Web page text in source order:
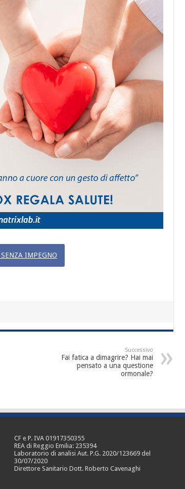
IMPEGNO
Successivo
Fai fatica a dimagrire? Hai mai
pensato a una questione
ormonale?
CF e P. IVA 01917350355
REA di Reggio Emilia: 235394
Laboratorio di analisi Aut. P.G. 2020/123669 del
30/07/2020
Direttore Sanitario Dott. Roberto Cavenaghi